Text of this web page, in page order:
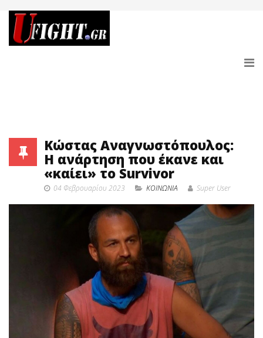
Κώστας Αναγνωστόπουλος:
Η ανάρτηση που έκανε και
«καίει» το Survivor
04 Φεβρουαρίου 2023 ΚΟΙΝΩΝΙΑ Super User